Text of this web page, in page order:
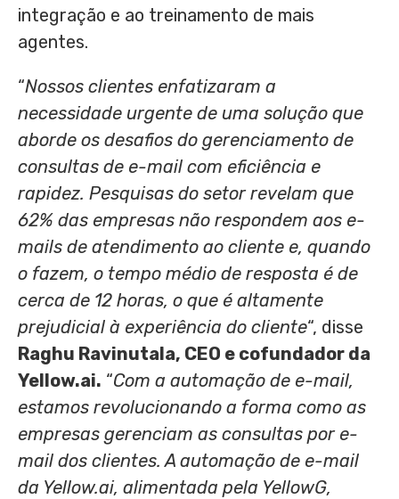
integração e ao treinamento de mais
agentes.
“Nossos clientes enfatizaram a
necessidade urgente de uma solução que
aborde os desafios do gerenciamento de
consultas de e-mail com eficiência e
rapidez. Pesquisas do setor revelam que
62% das empresas não respondem aos e-
mails de atendimento ao cliente e, quando
o fazem, o tempo médio de resposta é de
cerca de 12 horas, o que é altamente
prejudicial à experiência do cliente“, disse
Raghu Ravinutala, CEO e cofundador da
Yellow.ai. “Com a automação de e-mail,
estamos revolucionando a forma como as
empresas gerenciam as consultas por e-
mail dos clientes. A automação de e-mail
da Yellow.ai, alimentada pela YellowG,